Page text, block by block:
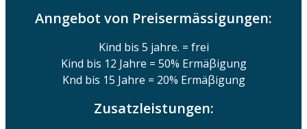
Anngebot von Preisermässigungen:
Kind bis 5 jahre. = frei
Kind bis 12 Jahre = 50% Ermäβigung
Knd bis 15 Jahre = 20% Ermäβigung
Zusatzleistungen: